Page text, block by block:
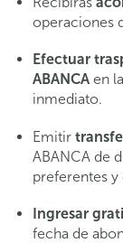
operaciones
Efectuar
ABANCA en
inmediato.
Emitir
ABANCA de
preferentes
Ingresar
fecha de